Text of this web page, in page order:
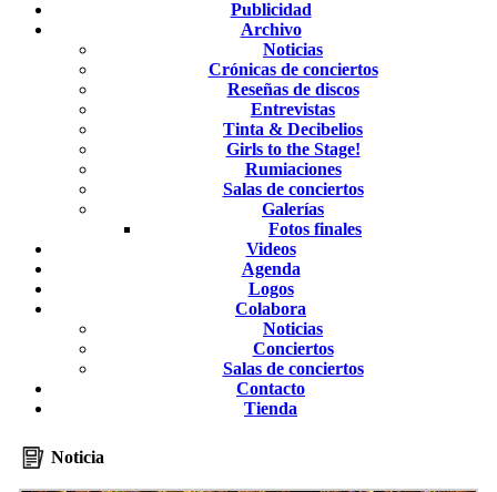
Publicidad
Archivo
Noticias
Crónicas de conciertos
Reseñas de discos
Entrevistas
Tinta & Decibelios
Girls to the Stage!
Rumiaciones
Salas de conciertos
Galerías
Fotos finales
Videos
Agenda
Logos
Colabora
Noticias
Conciertos
Salas de conciertos
Contacto
Tienda
Noticia